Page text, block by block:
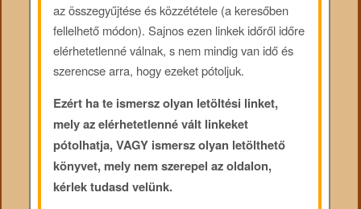
az összegyűjtése és közzététele (a keresőben
fellelhető módon). Sajnos ezen linkek időről időre
elérhetetlenné válnak, s nem mindig van idő és
szerencse arra, hogy ezeket pótoljuk.
Ezért ha te ismersz olyan letöltési linket,
mely az elérhetetlenné vált linkeket
pótolhatja, VAGY ismersz olyan letölthető
könyvet, mely nem szerepel az oldalon,
kérlek tudasd velünk.